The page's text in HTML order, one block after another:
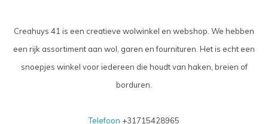
Creahuys 41 is een creatieve wolwinkel en webshop. We hebben
een rijk assortiment aan wol, garen en fournituren. Het is echt een
snoepjes winkel voor iedereen die houdt van haken, breien of
borduren.
Telefoon +31715428965